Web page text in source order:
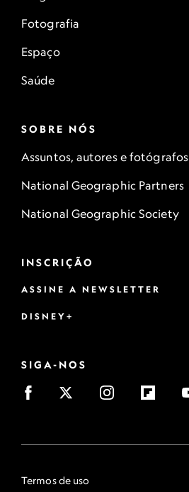
Fotografia
Espaço
Saúde
SOBRE NÓS
Assuntos, autores e fotógrafos
National Geographic Partners
National Geographic Society
INSCRIÇÃO
ASSINE A NEWSLETTER
DISNEY+
SIGA-NOS
Termos de uso